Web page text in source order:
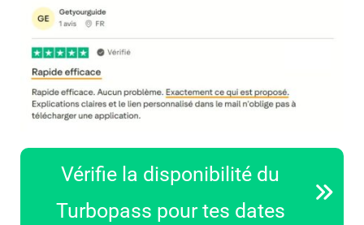
Vérifie la disponibilité du
Turbopass pour tes dates